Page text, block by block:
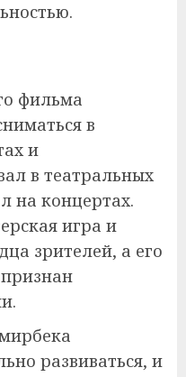
фильма
в
и
в театральных
на концертах.
игра и
зрителей, а его
развиваться, и